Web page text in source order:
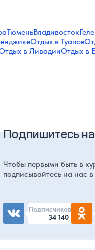
ТюменьВладивосток
Отдых в Туапсе
в ЛивадииОтдых в
Подпишитесь
Чтобы первыми быть в
подписывайтесь на нас в
Подписчиков
34 140